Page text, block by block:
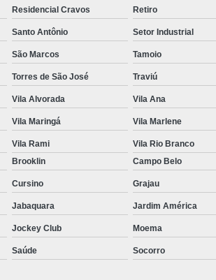
Residencial Cravos Retiro
Santo Antônio Setor Industrial
São Marcos Tamoio
Torres de São José Traviú
Vila Alvorada Vila Ana
Vila Maringá Vila Marlene
Vila Rami Vila Rio Branco
Brooklin Campo Belo
Cursino Grajau
Jabaquara Jardim América
Jockey Club Moema
Saúde Socorro